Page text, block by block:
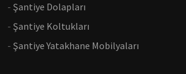
- Şantiye Dolapları
- Şantiye Koltukları
- Şantiye Yatakhane Mobilyaları